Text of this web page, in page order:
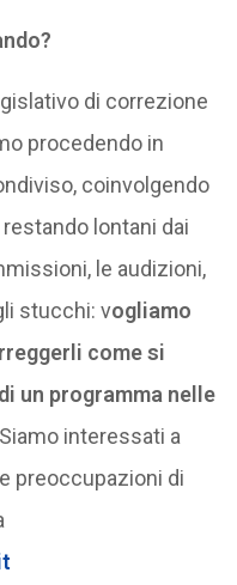
di correzione
procedendo in
coinvolgendo
lontani dai
le audizioni,
stucchi: vogliamo
come si
un programma nelle
interessati a
preoccupazioni di